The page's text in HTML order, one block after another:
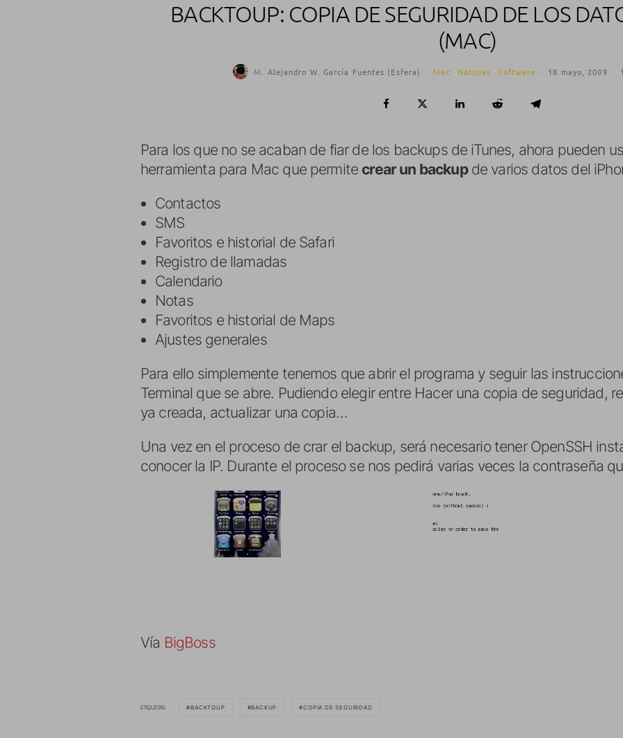
BACKTOUP: COPIA DE SEGURIDAD DE LOS
(MAC)
M. Alejandro W. García Fuentes (Esfera) · Mac Noticias Software · 18 mayo, 2009 ·
Para los que no se acaban de fiar de los backups de iTunes, ahora pueden
herramienta para Mac que permite crear un backupde varios datos del
Contactos
SMS
Favoritos e historial de Safari
Registro de llamadas
Calendario
Notas
Favoritos e historial de Maps
Ajustes generales
Para ello simplemente tenemos que abrir el programa y seguir las
Terminal que se abre. Pudiendo elegir entre Hacer una copia de seguridad,
ya creada, actualizar una copia…
Una vez en el proceso de crar el backup, será necesario tener OpenSSH
conocer la IP. Durante el proceso se nos pedirá varias veces la contraseña
Vía BigBoss
ETIQUETAS BACKTOUP BACKUP COPIA DE SEGURIDAD